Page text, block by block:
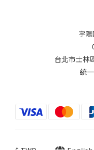
宇
台北市士林
統